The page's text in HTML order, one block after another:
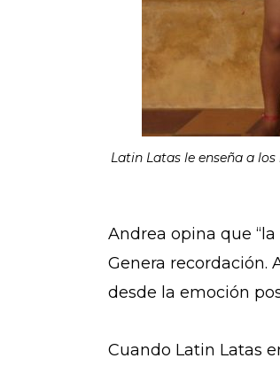
Latin Latas le enseña a
Andrea opina que
Genera recordación.
desde la emoción
Cuando Latin Latas